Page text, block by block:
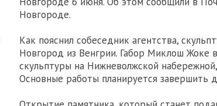
Новгороде.
Как пояснил собеседник агентства,
Новгород из Венгрии. Габор Миклош Жоке
скульптуры на Нижневолжской
Основные работы планируется завершить